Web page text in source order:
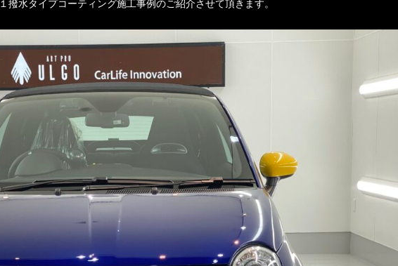
１撥水タイプコーティング施工事例のご紹介させて頂きます。